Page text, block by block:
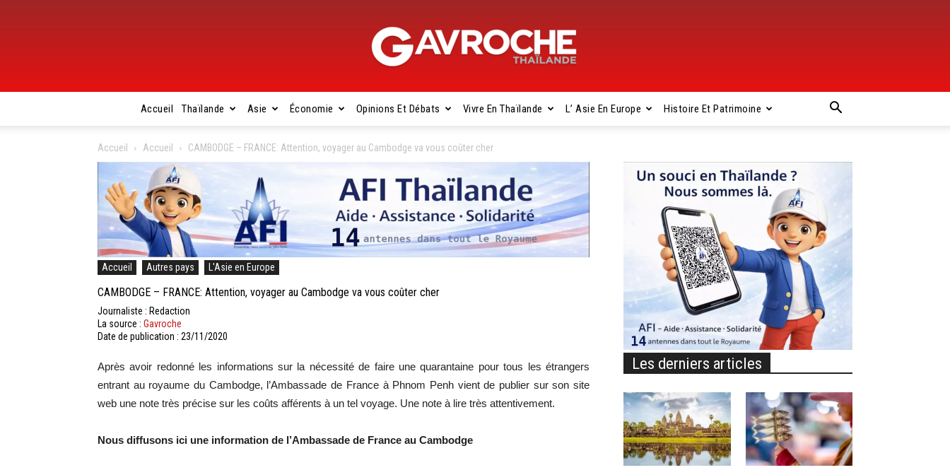
Gavroche
Thaïlande
Accueil Thaïlande Asie Économie Opinions Et Débats Vivre En Thaïlande L’ Asie En Europe Histoire Et Patrimoine
Accueil Accueil CAMBODGE – FRANCE: Attention, voyager au Cambodge va vous coûter cher
Accueil Autres pays L'Asie en Europe
CAMBODGE – FRANCE: Attention, voyager au Cambodge va vous coûter cher
Journaliste : Redaction
La source : Gavroche
Date de publication : 23/11/2020
Après avoir redonné les informations sur la nécessité de faire une quarantaine pour tous les étrangers
entrant au royaume du Cambodge, l’Ambassade de France à Phnom Penh vient de publier sur son site
web une note très précise sur les coûts afférents à un tel voyage. Une note à lire très attentivement.
Nous diffusons ici une information de l’Ambassade de France au Cambodge
Les derniers articles